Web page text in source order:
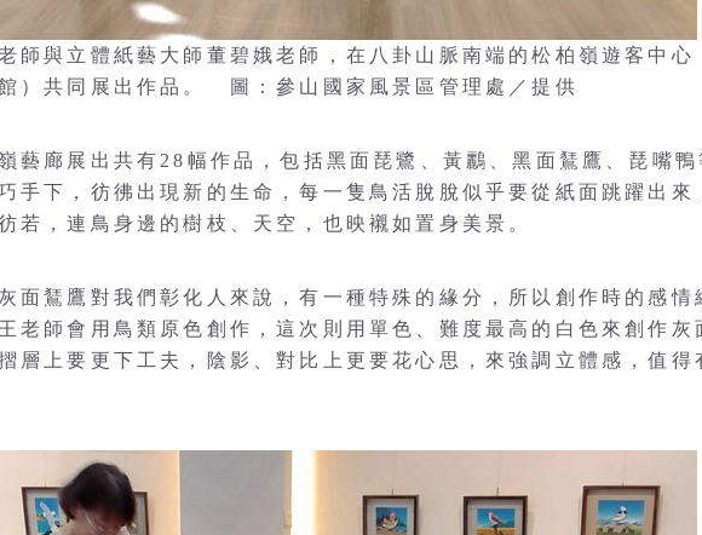
師與立體紙藝大師董碧娥老師，在八卦山脈南端的松柏嶺遊客中心
館）共同展出作品。 圖：參山國家風景區管理處／提供
藝廊展出共有28幅作品，包括黑面琵鷺、黃鸝、黑面鵟鷹、琵嘴鴨
手下，彷彿出現新的生命，每一隻鳥活脫脫似乎要從紙面跳躍出來
若，連鳥身邊的樹枝、天空，也映襯如置身美景。
面鵟鷹對我們彰化人來說，有一種特殊的緣分，所以創作時的感情
老師會用鳥類原色創作，這次則用單色、難度最高的白色來創作灰
層上要更下工夫，陰影、對比上更要花心思，來強調立體感，值得